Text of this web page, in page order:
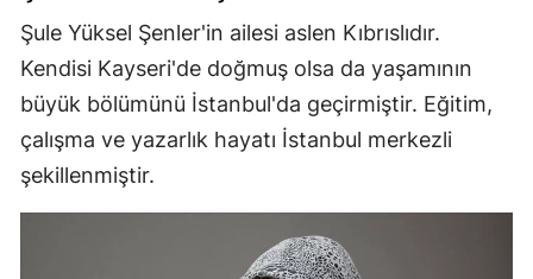
Şule Yüksel Şenler'in ailesi aslen Kıbrıslıdır.
Kendisi Kayseri'de doğmuş olsa da yaşamının
büyük bölümünü İstanbul'da geçirmiştir. Eğitim,
çalışma ve yazarlık hayatı İstanbul merkezli
şekillenmiştir.